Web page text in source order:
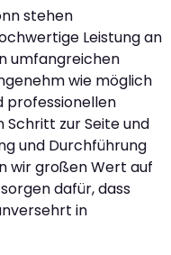
stehen
Leistung an
umfangreichen
wie möglich
professionellen
zur Seite und
und Durchführung
wir großen Wert auf
dafür, dass
in